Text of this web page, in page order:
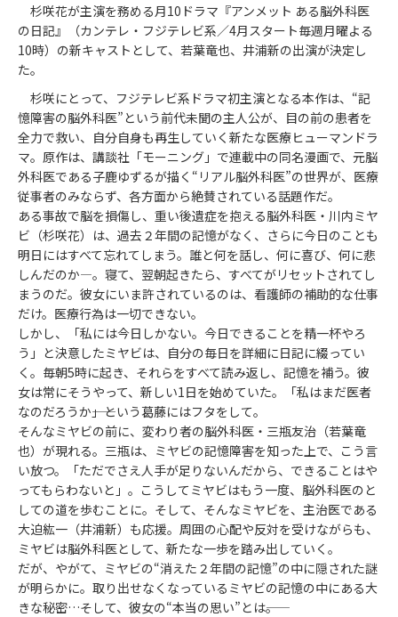
杉咲花が主演を務める月10ドラマ『アンメット ある脳外科医
の日記』（カンテレ・フジテレビ系／4月スタート毎週月曜よる
10時）の新キャストとして、若葉竜也、井浦新の出演が決定し
た。
杉咲にとって、フジテレビ系ドラマ初主演となる本作は、“記
憶障害の脳外科医”という前代未聞の主人公が、目の前の患者を
全力で救い、自分自身も再生していく新たな医療ヒューマンドラ
マ。原作は、講談社「モーニング」で連載中の同名漫画で、元脳
外科医である子鹿ゆずるが描く“リアル脳外科医”の世界が、医療
従事者のみならず、各方面から絶賛されている話題作だ。
ある事故で脳を損傷し、重い後遺症を抱える脳外科医・川内ミヤ
ビ（杉咲花）は、過去２年間の記憶がなく、さらに今日のことも
明日にはすべて忘れてしまう。誰と何を話し、何に喜び、何に悲
しんだのか―。寝て、翌朝起きたら、すべてがリセットされてし
まうのだ。彼女にいま許されているのは、看護師の補助的な仕事
だけ。医療行為は一切できない。
しかし、「私には今日しかない。今日できることを精一杯やろ
う」と決意したミヤビは、自分の毎日を詳細に日記に綴ってい
く。毎朝5時に起き、それらをすべて読み返し、記憶を補う。彼
女は常にそうやって、新しい1日を始めていた。「私はまだ医者
なのだろうか――」という葛藤にはフタをして。
そんなミヤビの前に、変わり者の脳外科医・三瓶友治（若葉竜
也）が現れる。三瓶は、ミヤビの記憶障害を知った上で、こう言
い放つ。「ただでさえ人手が足りないんだから、できることはや
ってもらわないと」。こうしてミヤビはもう一度、脳外科医のと
しての道を歩むことに。そして、そんなミヤビを、主治医である
大迫紘一（井浦新）も応援。周囲の心配や反対を受けながらも、
ミヤビは脳外科医として、新たな一歩を踏み出していく。
だが、やがて、ミヤビの“消えた２年間の記憶”の中に隠された謎
が明らかに。取り出せなくなっているミヤビの記憶の中にある大
きな秘密…そして、彼女の“本当の思い”とは――。